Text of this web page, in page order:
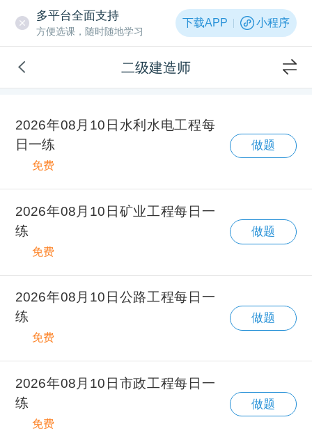
多平台全面支持
方便选课，随时随地学习
下载APP 小程序
二级建造师
2026年08月10日水利水电工程每
日一练
免费
做题
2026年08月10日矿业工程每日一
练
免费
做题
2026年08月10日公路工程每日一
练
免费
做题
2026年08月10日市政工程每日一
练
免费
做题